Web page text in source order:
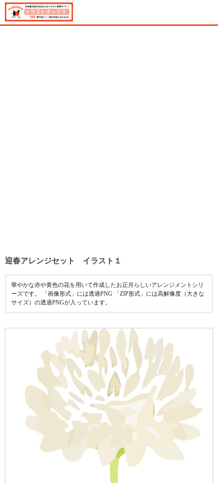
迎春アレンジセット イラスト１
華やかな赤や黄色の花を用いて作成したお正月らしいアレンジメントシリ
ーズです。 「画像形式」には透過PNG 「ZIP形式」には高解像度（大きな
サイズ）の透過PNGが入っています。